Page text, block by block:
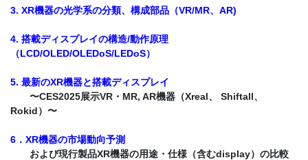
3. XR機器の光学系の分類、構成部品（VR/MR、AR)
4. 搭載ディスプレイの構造/動作原理
（LCD/OLED/OLEDoS/LEDoS）
5. 最新のXR機器と搭載ディスプレイ
〜CES2025展示VR・MR, AR機器（Xreal、 Shiftall、
Rokid）〜
6．XR機器の市場動向予測
および現行製品XR機器の用途・仕様（含むdisplay）の比較